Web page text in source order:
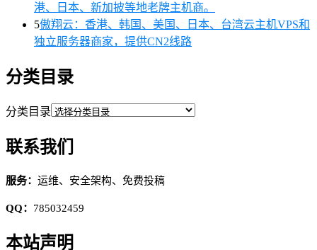
港、日本、新加披等地老牌主机商。
5傲翔云：香港、韩国、美国、日本、台湾云主机VPS和
独立服务器商家，提供CN2线路
分类目录
分类目录
联系我们
服务： 运维、安全架构、免费投稿
QQ： 785032459
本站声明